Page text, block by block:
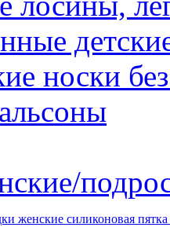
носки
женские силиконовая